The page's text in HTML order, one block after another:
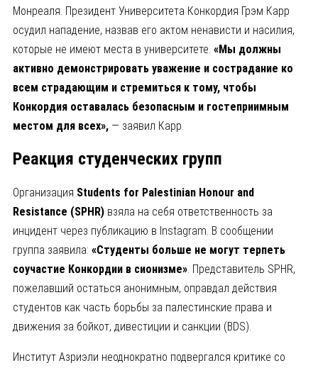
Монреаля. Президент Университета Конкордия Грэм Карр
осудил нападение, назвав его актом ненависти и насилия,
которые не имеют места в университете. «Мы должны
активно демонстрировать уважение и сострадание ко
всем страдающим и стремиться к тому, чтобы
Конкордия оставалась безопасным и гостеприимным
местом для всех», — заявил Карр.
Реакция студенческих групп
Организация Students for Palestinian Honour and
Resistance (SPHR) взяла на себя ответственность за
инцидент через публикацию в Instagram. В сообщении
группа заявила: «Студенты больше не могут терпеть
соучастие Конкордии в сионизме». Представитель SPHR,
пожелавший остаться анонимным, оправдал действия
студентов как часть борьбы за палестинские права и
движения за бойкот, дивестиции и санкции (BDS).
Институт Азриэли неоднократно подвергался критике со